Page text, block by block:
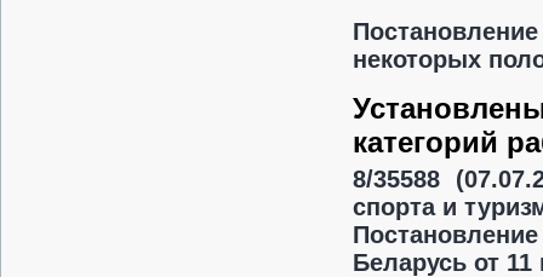
некоторых
категорий
8/35588
спорта и
Беларусь от